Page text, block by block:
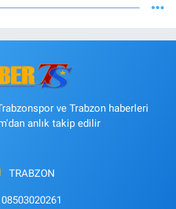
ve Trabzon haberleri
anlık takip edilir
TRABZON
08503020261